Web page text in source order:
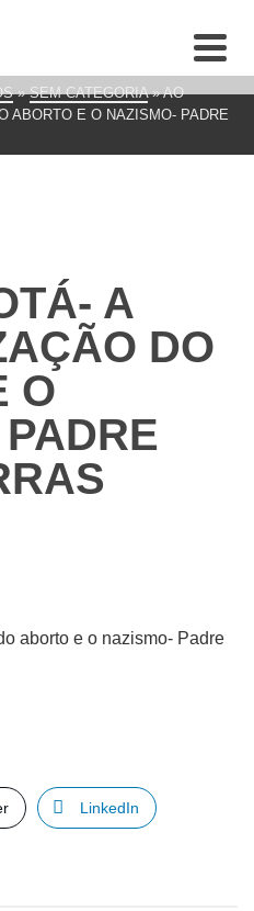
» SEM CATEGORIA » AO
ABORTO E O NAZISMO- PADRE
A
DO
O
aborto e o nazismo- Padre
LinkedIn